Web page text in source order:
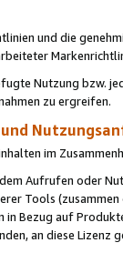
und die
Nutzung bzw.
zu ergreifen.
im
Aufrufen oder
Tools (zusammen
in Bezug auf
an diese Lizenz